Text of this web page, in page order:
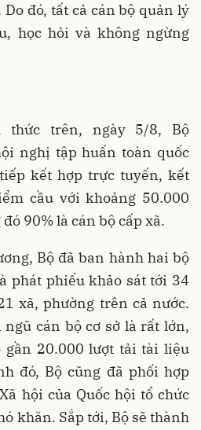
đó, tất cả cán bộ quản lý
học hỏi và không ngừng
thức trên, ngày 5/8, Bộ
nghị tập huấn toàn quốc
kết hợp trực tuyến, kết
cầu với khoảng 50.000
90% là cán bộ cấp xã.
Bộ đã ban hành hai bộ
phát phiếu khảo sát tới 34
xã, phường trên cả nước.
cán bộ cơ sở là rất lớn,
gần 20.000 lượt tải tài liệu
đó, Bộ cũng đã phối hợp
hội của Quốc hội tổ chức
khăn. Sắp tới, Bộ sẽ thành